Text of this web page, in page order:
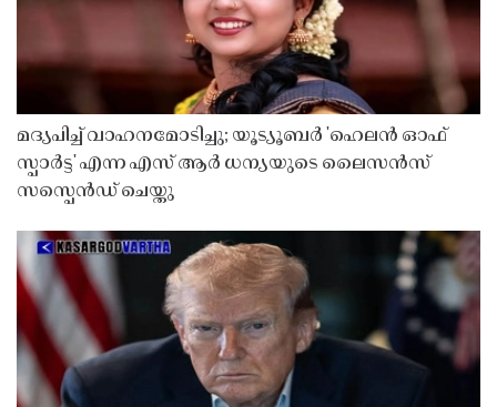
മദ്യപിച്ച് വാഹനമോടിച്ചു; യൂട്യൂബർ 'ഹെലൻ ഓഫ്
സ്പാർട്ട' എന്ന എസ് ആർ ധന്യയുടെ ലൈസൻസ്
സസ്പെൻഡ് ചെയ്തു ​​​​​​​